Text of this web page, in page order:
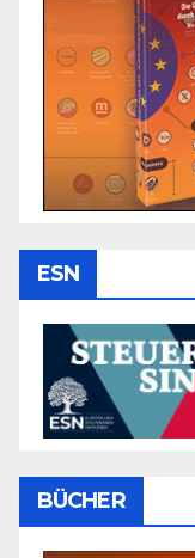
ESN
BÜCHER